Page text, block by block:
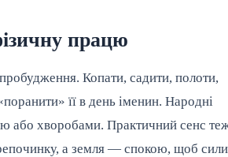
працю
Копати, садити, полоти,
її в день іменин. Народні
або хворобами. Практичний сенс
а земля — спокою, щоб сили